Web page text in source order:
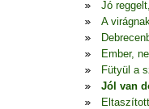
Jó
A
Ember,
Fütyül a
Jól van